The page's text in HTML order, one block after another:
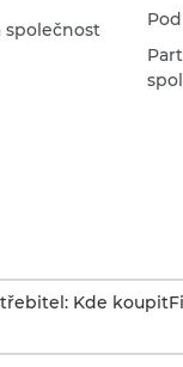
společnost
Kde koupit